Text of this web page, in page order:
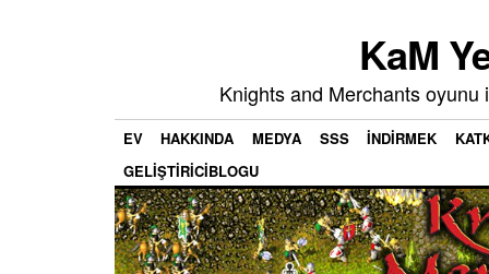
KaM
Knights and Merchants oyunu
EV HAKKINDA MEDYA SSS İNDIRMEK
GELIŞTIRICIBLOGU